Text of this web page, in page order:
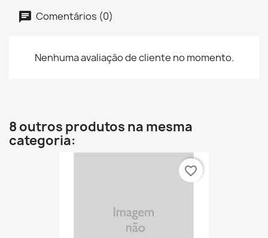
Comentários (0)
Nenhuma avaliação de cliente no momento.
8 outros produtos na mesma
categoria:
favorite_border